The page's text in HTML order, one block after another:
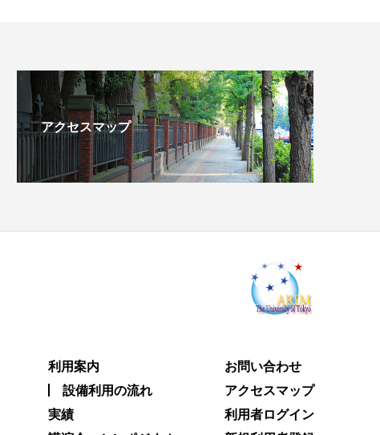
アクセスマップ
利用案内
設備利用の流れ
実績
お問い合わせ
アクセスマップ
利用者ログイン